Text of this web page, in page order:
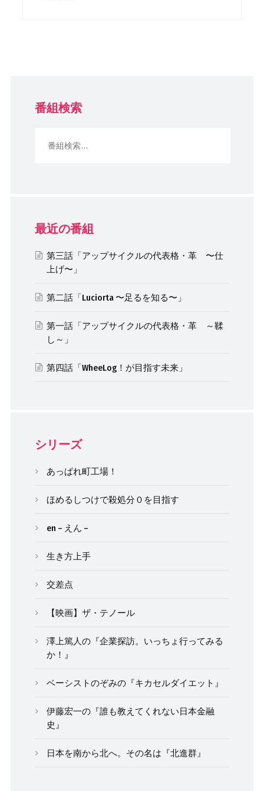
番組検索
最近の番組
第三話「アップサイクルの代表格・革 〜仕
上げ〜」
第二話「Luciorta 〜足るを知る〜」
第一話「アップサイクルの代表格・革 ～鞣
し～」
第四話「WheeLog！が目指す未来」
シリーズ
あっぱれ町工場！
ほめるしつけで殺処分０を目指す
en – えん –
生き方上手
交差点
【映画】ザ・テノール
澤上篤人の『企業探訪。いっちょ行ってみる
か！』
ベーシストのぞみの『キカセルダイエット』
伊藤宏一の『誰も教えてくれない日本金融
史』
日本を南から北へ。その名は『北進群』